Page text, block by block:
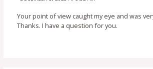
Your point of view caught my eye and was
Thanks. I have a question for you.